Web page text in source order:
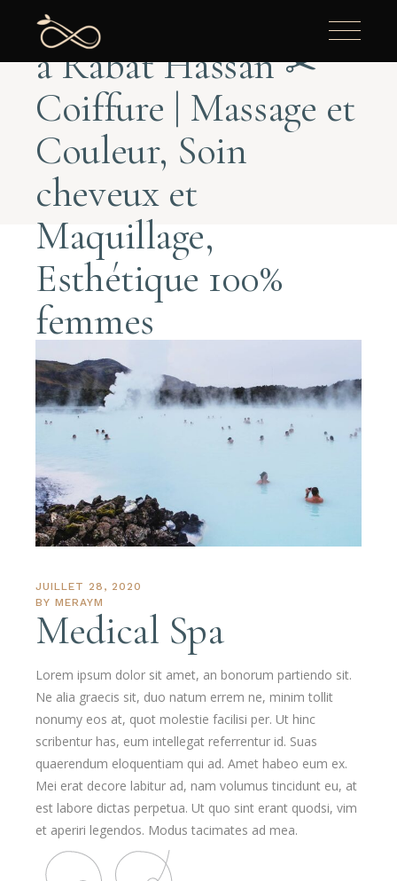
Centre de bien-être
à Rabat Hassan ✂
Coiffure | Massage et
Couleur, Soin
cheveux et
Maquillage,
Esthétique 100%
femmes
Home Swimming pool
JUILLET 28, 2020
BY MERAYM
Medical Spa
Lorem ipsum dolor sit amet, an bonorum partiendo sit.
Ne alia graecis sit, duo natum errem ne, minim tollit
nonumy eos at, quot molestie facilisi per. Ut hinc
scribentur has, eum intellegat referrentur id. Suas
quaerendum eloquentiam qui ad. Amet habeo eum ex.
Mei erat decore labitur ad, nam volumus tincidunt eu, at
est labore dictas perpetua. Ut quo sint erant quodsi, vim
et aperiri legendos. Modus tacimates ad mea.